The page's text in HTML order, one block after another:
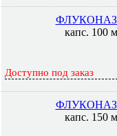
капс. 100
Доступно под заказ
капс. 150